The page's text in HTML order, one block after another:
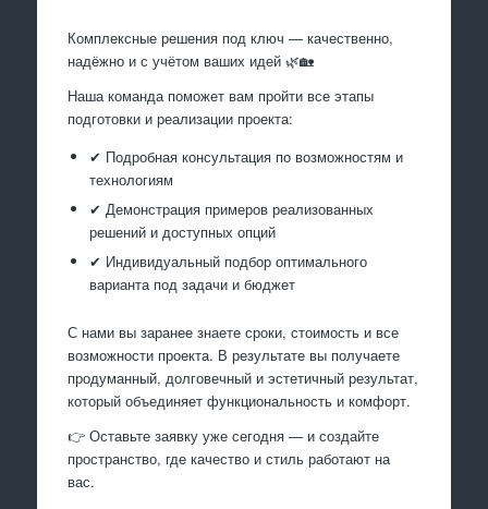
Комплексные решения под ключ — качественно,
надёжно и с учётом ваших идей 🌿🏡
Наша команда поможет вам пройти все этапы
подготовки и реализации проекта:
✔ Подробная консультация по возможностям и
технологиям
✔ Демонстрация примеров реализованных
решений и доступных опций
✔ Индивидуальный подбор оптимального
варианта под задачи и бюджет
С нами вы заранее знаете сроки, стоимость и все
возможности проекта. В результате вы получаете
продуманный, долговечный и эстетичный результат,
который объединяет функциональность и комфорт.
👉 Оставьте заявку уже сегодня — и создайте
пространство, где качество и стиль работают на
вас.